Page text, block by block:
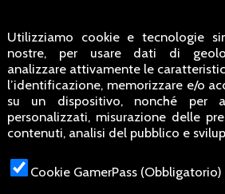
Utilizziamo cookie e tecnologie
nostre, per usare dati di
analizzare attivamente le
l’identificazione, memorizzare e/o
su un dispositivo, nonché per
personalizzati, misurazione delle
contenuti, analisi del pubblico e
Cookie GamerPass (Obbligatorio)